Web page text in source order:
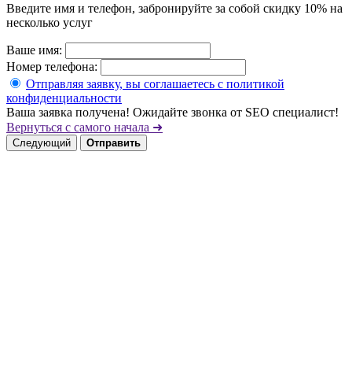
Введите имя и телефон, забронируйте за собой скидку 10% на
несколько услуг
Ваше имя:
Номер телефона:
Отправляя заявку, вы соглашаетесь с политикой
конфиденциальности
Ваша заявка получена! Ожидайте звонка от SEO специалист!
Вернуться с самого начала ➜
Следующий Отправить